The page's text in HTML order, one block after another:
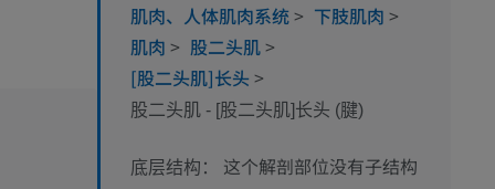
肌肉、人体肌肉系统> 下肢肌肉 >
肌肉 > 股二头肌>
[股二头肌]长头>
股二头肌 - [股二头肌]长头 (腱)
底层结构： 这个解剖部位没有子结构